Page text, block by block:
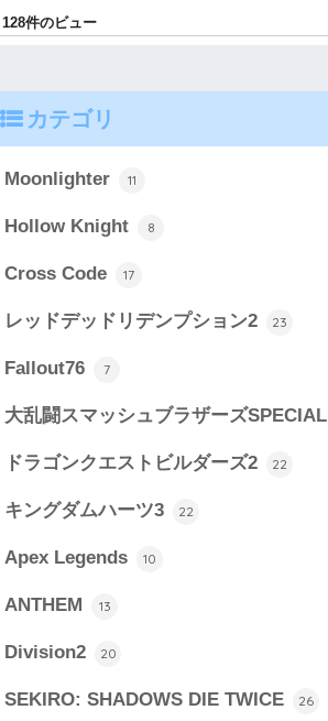
128件のビュー
カテゴリ
Moonlighter 11
Hollow Knight 8
Cross Code 17
レッドデッドリデンプション2 23
Fallout76 7
大乱闘スマッシュブラザーズSPECIAL
ドラゴンクエストビルダーズ2 22
キングダムハーツ3 22
Apex Legends 10
ANTHEM 13
Division2 20
SEKIRO: SHADOWS DIE TWICE 26